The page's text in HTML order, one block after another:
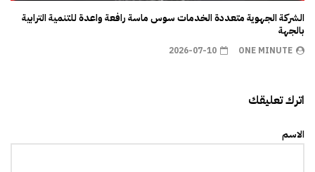
الشركة الجهوية متعددة الخدمات سوس ماسة رافعة واعدة للتنمية الترابية
بالجهة
ONE MINUTE
2026-07-10
اترك تعليقك
الاسم